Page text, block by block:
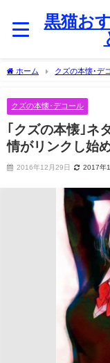
黒猫お
ホーム クズの本懐･デ
クズの本懐･デコール
｢クズの本懐｣ネ
情がリンクし始
2016年12月29日 2017年